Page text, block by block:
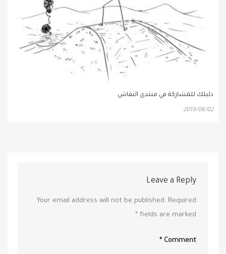
دليلك للمشاركة في منتدى النقاش
2019/06/02
Leave a Reply
Your email address will not be published. Required
fields are marked
*
Comment
*